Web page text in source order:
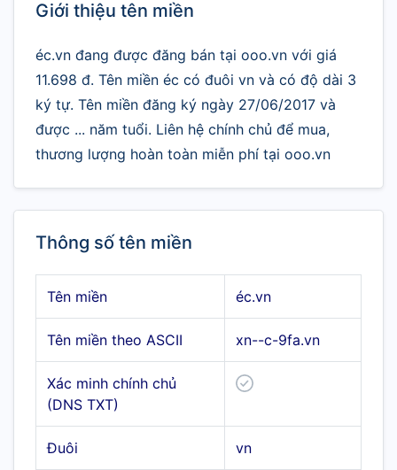
Giới thiệu tên miền
éc.vn đang được đăng bán tại ooo.vn với giá
11.698 đ. Tên miền éc có đuôi vn và có độ dài 3
ký tự. Tên miền đăng ký ngày 27/06/2017 và
được ... năm tuổi. Liên hệ chính chủ để mua,
thương lượng hoàn toàn miễn phí tại ooo.vn
Thông số tên miền
Tên miền éc.vn
Tên miền theo ASCII xn--c-9fa.vn
Xác minh chính chủ
(DNS TXT)
Đuôi vn